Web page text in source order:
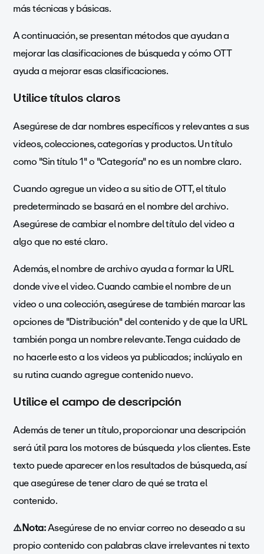
más técnicas y básicas.
A continuación, se presentan métodos que ayudan a
mejorar las clasificaciones de búsqueda y cómo OTT
ayuda a mejorar esas clasificaciones.
Utilice títulos claros
Asegúrese de dar nombres específicos y relevantes a sus
videos, colecciones, categorías y productos. Un título
como "Sin título 1" o "Categoría" no es un nombre claro.
Cuando agregue un video a su sitio de OTT, el título
predeterminado se basará en el nombre del archivo.
Asegúrese de cambiar el nombre del título del video a
algo que no esté claro.
Además, el nombre de archivo ayuda a formar la URL
donde vive el video. Cuando cambie el nombre de un
video o una colección, asegúrese de también marcar las
opciones de "Distribución" del contenido y de que la URL
también ponga un nombre relevante. Tenga cuidado de
no hacerle esto a los videos ya publicados; inclúyalo en
su rutina cuando agregue contenido nuevo.
Utilice el campo de descripción
Además de tener un título, proporcionar una descripción
será útil para los motores de búsqueda ylos clientes. Este
texto puede aparecer en los resultados de búsqueda, así
que asegúrese de tener claro de qué se trata el
contenido.
⚠️Nota:Asegúrese de no enviar correo no deseado a su
propio contenido con palabras clave irrelevantes ni texto